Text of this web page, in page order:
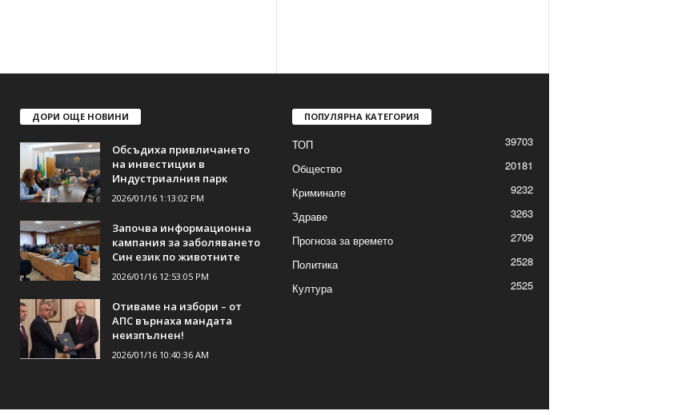
ДОРИ ОЩЕ НОВИНИ
Обсъдиха привличането
на инвестиции в
Индустриалния парк
2026/01/16 1:13:02 PM
Започва информационна
кампания за заболяването
Син език по животните
2026/01/16 12:53:05 PM
Отиваме на избори – от
АПС върнаха мандата
неизпълнен!
2026/01/16 10:40:36 AM
ПОПУЛЯРНА КАТЕГОРИЯ
ТОП
39703
Общество
20181
Криминале
9232
Здраве
3263
Прогноза за времето
2709
Политика
2528
Култура
2525